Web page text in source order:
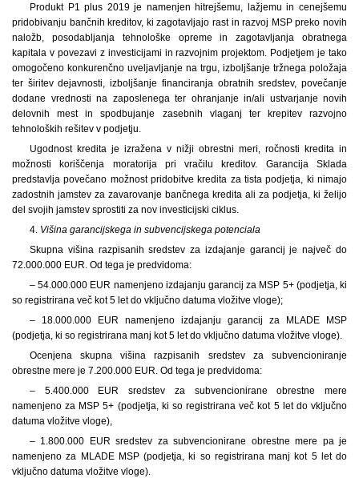
Produkt P1 plus 2019 je namenjen hitrejšemu, lažjemu in cenejšemu
pridobivanju bančnih kreditov, ki zagotavljajo rast in razvoj MSP preko novih
naložb, posodabljanja tehnološke opreme in zagotavljanja obratnega
kapitala v povezavi z investicijami in razvojnim projektom. Podjetjem je tako
omogočeno konkurenčno uveljavljanje na trgu, izboljšanje tržnega položaja
ter širitev dejavnosti, izboljšanje financiranja obratnih sredstev, povečanje
dodane vrednosti na zaposlenega ter ohranjanje in/ali ustvarjanje novih
delovnih mest in spodbujanje zasebnih vlaganj ter krepitev razvojno
tehnoloških rešitev v podjetju.
Ugodnost kredita je izražena v nižji obrestni meri, ročnosti kredita in
možnosti koriščenja moratorija pri vračilu kreditov. Garancija Sklada
predstavlja povečano možnost pridobitve kredita za tista podjetja, ki nimajo
zadostnih jamstev za zavarovanje bančnega kredita ali za podjetja, ki želijo
del svojih jamstev sprostiti za nov investicijski ciklus.
4. Višina garancijskega in subvencijskega potenciala
Skupna višina razpisanih sredstev za izdajanje garancij je največ do
72.000.000 EUR. Od tega je predvidoma:
– 54.000.000 EUR namenjeno izdajanju garancij za MSP 5+ (podjetja, ki
so registrirana več kot 5 let do vključno datuma vložitve vloge);
– 18.000.000 EUR namenjeno izdajanju garancij za MLADE MSP
(podjetja, ki so registrirana manj kot 5 let do vključno datuma vložitve vloge).
Ocenjena skupna višina razpisanih sredstev za subvencioniranje
obrestne mere je 7.200.000 EUR. Od tega je predvidoma:
– 5.400.000 EUR sredstev za subvencionirane obrestne mere
namenjeno za MSP 5+ (podjetja, ki so registrirana več kot 5 let do vključno
datuma vložitve vloge),
– 1.800.000 EUR sredstev za subvencionirane obrestne mere pa je
namenjeno za MLADE MSP (podjetja, ki so registrirana manj kot 5 let do
vključno datuma vložitve vloge).